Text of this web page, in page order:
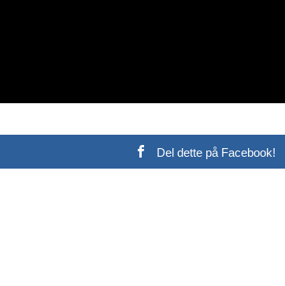
Del dette på Facebook!